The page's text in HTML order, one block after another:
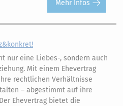
Mehr Infos
nur eine Liebes-, sondern auch
Mit einem Ehevertrag
rechtlichen Verhältnisse
– abgestimmt auf ihre
Ehevertrag bietet die